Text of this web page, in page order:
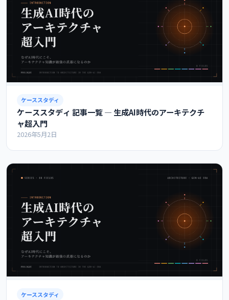
ケーススタディ
ケーススタディ 記事一覧 ― 生成AI時代のアーキテクチ
ャ超入門
2026年5月2日
ケーススタディ